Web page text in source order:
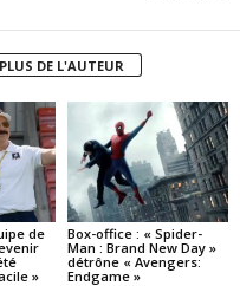
PLUS DE L'AUTEUR
de
»
Box-office : « Spider-
Man : Brand New Day »
détrône « Avengers:
Endgame »